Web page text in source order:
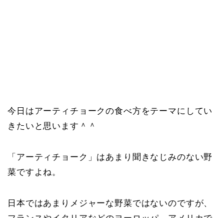
今日はアーティチョークの食べ方をテーマにしてい
きたいと思います＾＾
「アーティチョーク」はあまり聞きなじみのない野
菜ですよね。
日本ではあまりメジャーな野菜ではないのですが、